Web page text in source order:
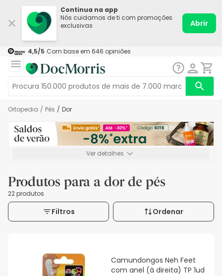
Continua na app
Nós cuidamos de ti com promoções
exclusivas
Abrir
4,5/5 Com base em 646 opiniões
Ortopedia / Pés / Dor
Ver detalhes
Produtos para a dor de pés
22 produtos
Filtros Ordenar
Camundongos Neh Feet
com anel (à direita) TP 1ud